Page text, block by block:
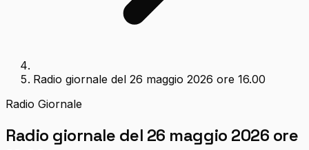
Radio giornale del 26 maggio 2026 ore 16.00
Radio Giornale
Radio giornale del 26 maggio 2026 ore